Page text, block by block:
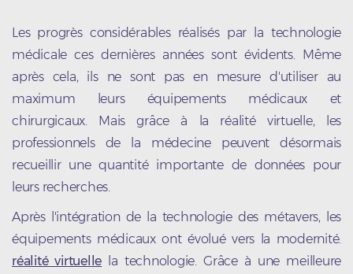
Les progrès considérables réalisés par la technologie
médicale ces dernières années sont évidents. Même
après cela, ils ne sont pas en mesure d'utiliser au
maximum leurs équipements médicaux et
chirurgicaux. Mais grâce à la réalité virtuelle, les
professionnels de la médecine peuvent désormais
recueillir une quantité importante de données pour
leurs recherches.
Après l'intégration de la technologie des métavers, les
équipements médicaux ont évolué vers la modernité.
réalité virtuelle la technologie. Grâce à une meilleure